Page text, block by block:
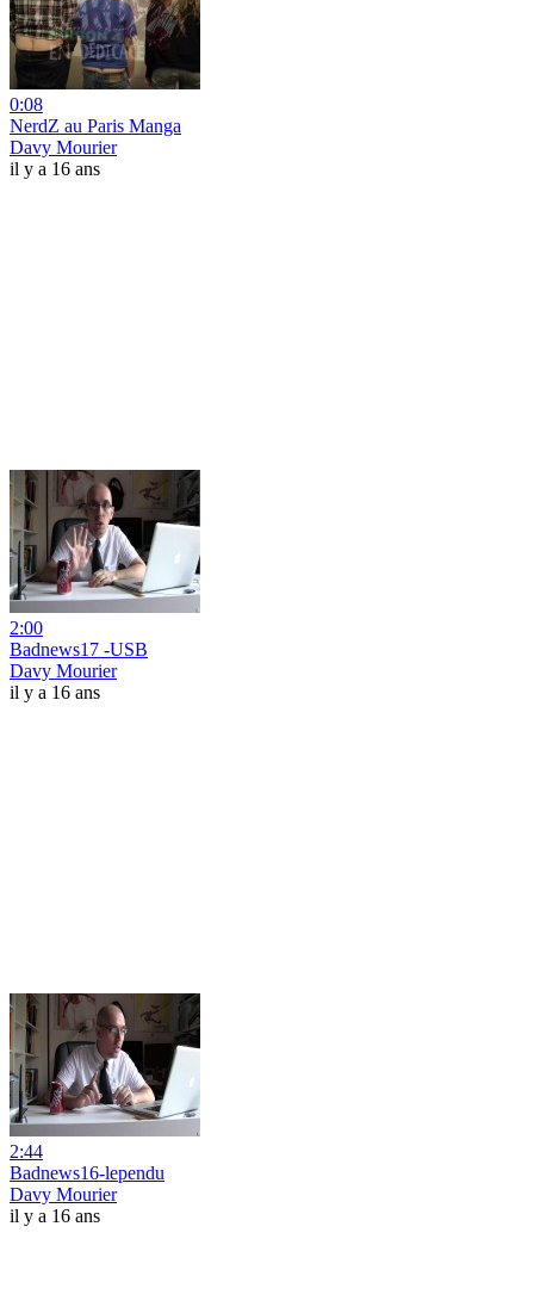
0:08
NerdZ au Paris Manga
Davy Mourier
il y a 16 ans
2:00
Badnews17 -USB
Davy Mourier
il y a 16 ans
2:44
Badnews16-lependu
Davy Mourier
il y a 16 ans